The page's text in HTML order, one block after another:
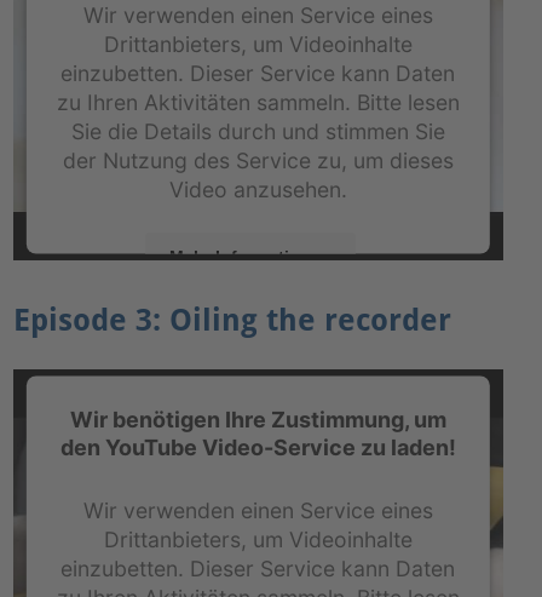
Wir verwenden einen Service eines
Drittanbieters, um Videoinhalte
einzubetten. Dieser Service kann Daten
zu Ihren Aktivitäten sammeln. Bitte lesen
Sie die Details durch und stimmen Sie
der Nutzung des Service zu, um dieses
Video anzusehen.
Mehr Informationen
Akzeptieren
Episode 3: Oiling the recorder
Wir benötigen Ihre Zustimmung, um
den YouTube Video-Service zu laden!
Wir verwenden einen Service eines
Drittanbieters, um Videoinhalte
einzubetten. Dieser Service kann Daten